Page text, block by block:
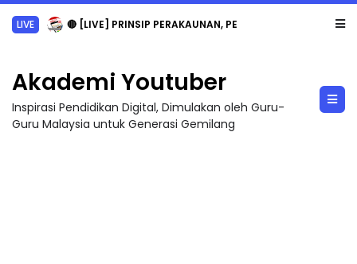
LIVE 🔴 [LIVE] PRINSIP PERAKAUNAN, PECUT SKOR SOALAN 1 TRIAL OLEH CIKGU WAN...
Akademi Youtuber
Inspirasi Pendidikan Digital, Dimulakan oleh Guru-
Guru Malaysia untuk Generasi Gemilang